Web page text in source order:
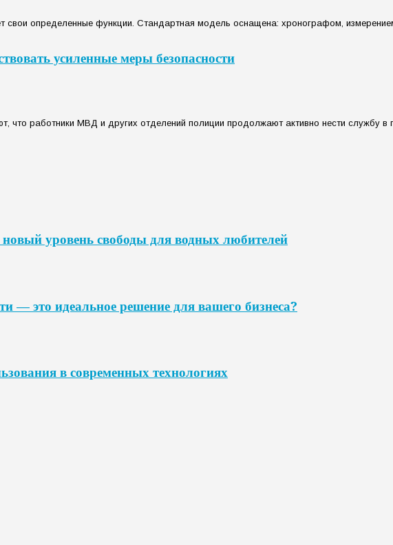
свои определенные функции. Стандартная модель оснащена: хронографом,
усиленные меры безопасности
что работники МВД и других отделений полиции продолжают активно нести службу в
уровень свободы для водных любителей
— это идеальное решение для вашего бизнеса?
в современных технологиях